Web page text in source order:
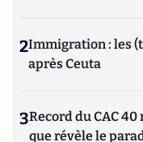
2Immigration : les
après Ceuta
3Record du CAC
que révèle le